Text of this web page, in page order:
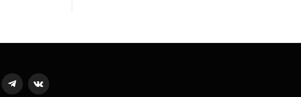
TelegramVKontakte